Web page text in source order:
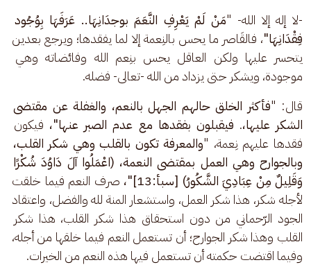
-لا إله إلا الله- "مَنْ لَمْ يَعْرِفِ النَّعَمَ بوجدَانِهَا.. عَرَفَهَا بِوُجُود
فِقْدَانِهَا"، فالقَاصر ما يحس بالنِعمة إلا لما يفقدها؛ ويرجع بعدين
يتحسر عليها ولكن العاقل يحس بنِعم الله وفائضاته وهي
موجودة، ويشكر حتى يزداد من الله -تعالى- فضله.
قال: "فأكثر الخلق حالهم الجهل بالنعم، والغفلة عن مقتضى
الشكر عليها،. فيقبلون بفقدها مع عدم الصبر عنها"، فيكون
فقدها عليهم نِعمة، "والمعرفة تكون بالقلب وهي شكر القلب،
وبالجوارح وهي العمل بمقتضى النعمة، (اعْمَلُوا آلَ دَاوُدَ شُكْرًا
وَقَلِيلٌ مِنْ عِبَادِيَ الشَّكُورُ) [سبأ:13]"،
صرف النعم فيما خلقت
لأجله شكر، هذا شكر العمل، واستشعار المنة لله والفضل، واعتقاد
الجود الرّحماني من دون استحقاق هذا شكر القلب، هذا شكر
القلب وهذا شكر الجوارح؛ أن تستعمل النعم فيما خلقها من أجله،
وفيما اقتضت حكمته أن تستعمل فيها هذه النعم من الخيرات.